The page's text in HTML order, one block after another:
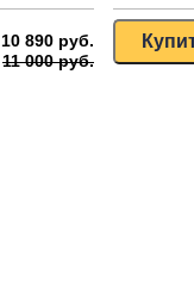
10 890 руб.
11 000 руб.